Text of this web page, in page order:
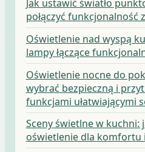
Jak ustawić światło
połączyć funkcjonalność
Oświetlenie nad wyspą
lampy łączące
Oświetlenie nocne do
wybrać bezpieczną i
funkcjami ułatwiającymi
Sceny świetlne w kuchni:
oświetlenie dla komfortu